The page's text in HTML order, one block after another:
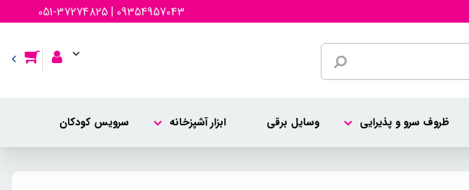
051-37274825 | 09354957043
ظروف سرو و پذیرایی وسایل برقی ابزار آشپزخانه سرویس کودکان